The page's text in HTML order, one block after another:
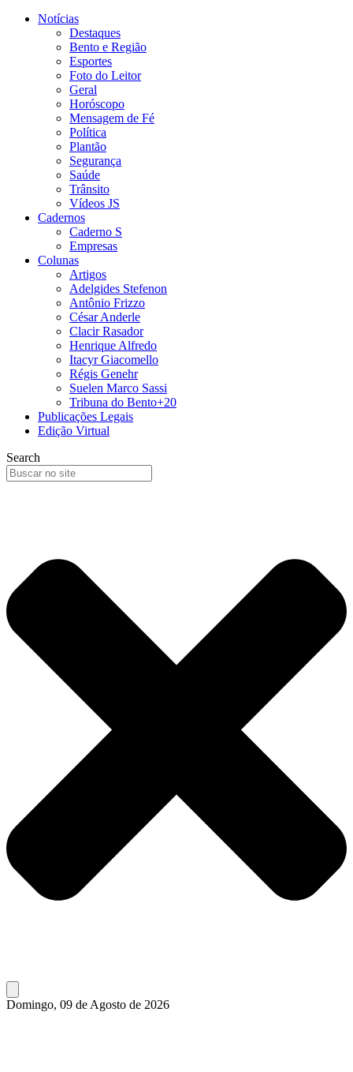
Notícias
Destaques
Bento e Região
Esportes
Foto do Leitor
Geral
Horóscopo
Mensagem de Fé
Política
Plantão
Segurança
Saúde
Trânsito
Vídeos JS
Cadernos
Caderno S
Empresas
Colunas
Artigos
Adelgides Stefenon
Antônio Frizzo
César Anderle
Clacir Rasador
Henrique Alfredo
Itacyr Giacomello
Régis Genehr
Suelen Marco Sassi
Tribuna do Bento+20
Publicações Legais
Edição Virtual
Search
Domingo, 09 de Agosto de 2026